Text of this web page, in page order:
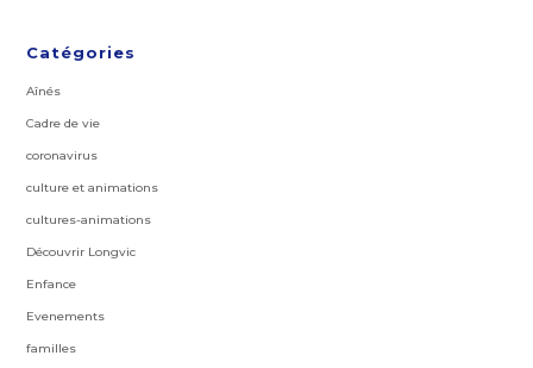
Catégories
Aînés
Cadre de vie
coronavirus
culture et animations
cultures-animations
Découvrir Longvic
Enfance
Evenements
familles